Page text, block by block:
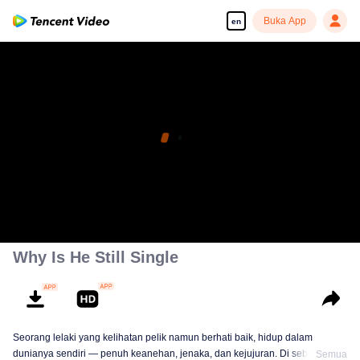
en Buka App
Why Is He Still Single
Seorang lelaki yang kelihatan pelik namun berhati baik, hidup dalam
dunianya sendiri — penuh keanehan, jenaka, dan kejujuran. Di sebalikSemua